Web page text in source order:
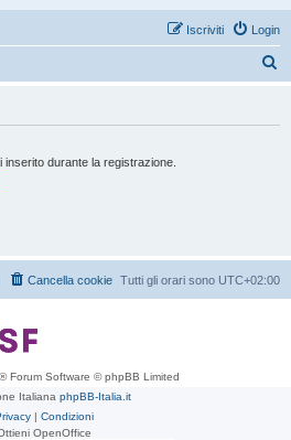
Login
Iscriviti
inserito durante la registrazione.
Tutti gli orari sono UTC+02:00
Cancella cookie
® Forum Software © phpBB Limited
Italiana phpBB-Italia.it
| Condizioni
OpenOffice